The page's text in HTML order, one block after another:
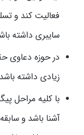
فعالیت کند و
سایبری داشته
در حوزه دعاوی
زیادی داشته
با کلیه مراحل
آشنا باشد و